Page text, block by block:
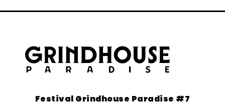
Festival Grindhouse Paradise #7